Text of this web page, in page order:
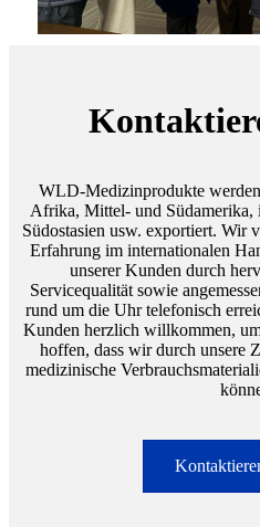
WLD-Medizinprodukte
Afrika, Mittel- und Südamerika,
Südostasien usw. exportiert. Wir
Erfahrung im internationalen
unserer Kunden durch
Servicequalität sowie
rund um die Uhr telefonisch
Kunden herzlich willkommen,
hoffen, dass wir durch unsere
medizinische